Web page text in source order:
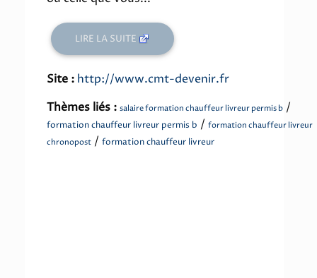
LIRE LA SUITE
Site : http://www.cmt-devenir.fr
Thèmes liés : salaire formation chauffeur livreur permis b /
formation chauffeur livreur permis b / formation chauffeur livreur
chronopost / formation chauffeur livreur